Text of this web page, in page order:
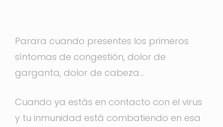
Parara cuando presentes los primeros
síntomas de congestión, dolor de
garganta, dolor de cabeza…
Cuando ya estás en contacto con el virus
y tu inmunidad está combatiendo en esa